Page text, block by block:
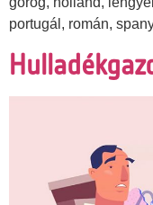
portugál, román,